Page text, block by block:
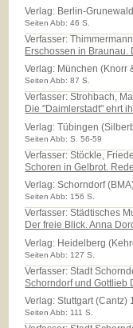
Verlag: Berlin-
Seiten Abb: 46 S.
Verfasser:
Erschossen in Braunau.
Verlag: München (Knorr
Seiten Abb: 87 S.
Verfasser: Strohbach,
Die "Daimlerstadt" ehrt
Verlag:Tübingen
Seiten Abb: S. 56-59
Verfasser: Stöckle,
Schoren in Gelbrot.
Verlag:Schorndorf
Seiten Abb: 156 S.
Verfasser: Städtisches
Der freie Blick. Anna
Verlag: Heidelberg
Seiten Abb: 127 S.
Verfasser: Stadt
Schorndorf und Gottlieb
Verlag:Stuttgart (Cantz)
Seiten Abb: 111 S.